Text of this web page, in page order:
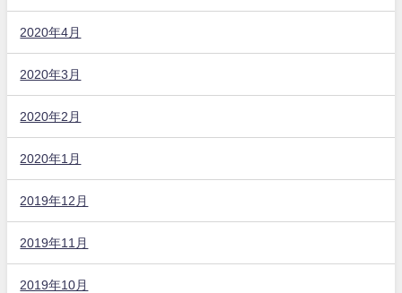
2020年4月
2020年3月
2020年2月
2020年1月
2019年12月
2019年11月
2019年10月